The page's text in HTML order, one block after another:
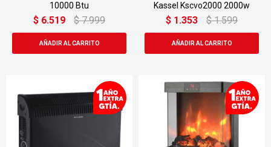
10000 Btu
$ 6.519 $ 7.999
Kassel Kscvo2000 2000w
$ 1.353 $ 1.599